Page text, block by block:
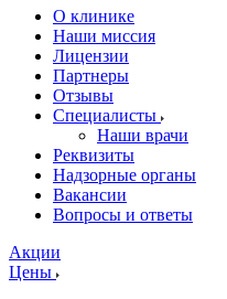
О клинике
Наши миссия
Лицензии
Партнеры
Отзывы
Специалисты
Наши врачи
Реквизиты
Надзорные органы
Вакансии
Вопросы и ответы
Акции
Цены